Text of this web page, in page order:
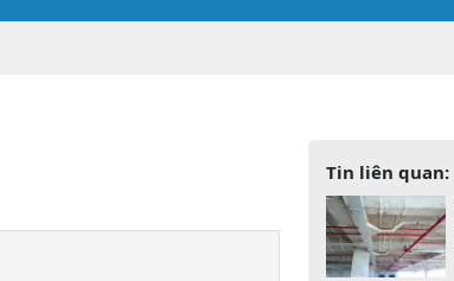
Tin liên quan: